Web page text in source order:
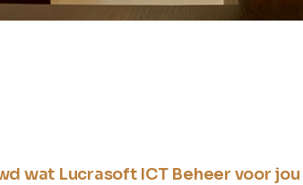
wat Lucrasoft ICT Beheer voor